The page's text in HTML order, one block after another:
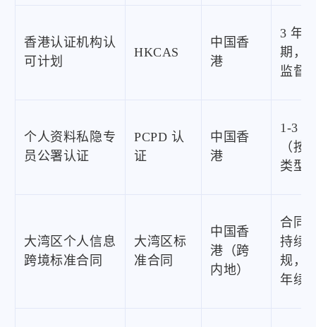
香港认证机构认
可计划
HKCAS
中国香
港
3 年
期，
监督
个人资料私隐专
员公署认证
PCPD 认
证
中国香
港
1-3 年
（按
类型
大湾区个人信息
跨境标准合同
大湾区标
准合同
中国香
港（跨
内地）
合同
持续
规，
年续